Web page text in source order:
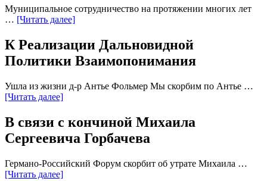
Муниципальное сотрудничество на протяжении многих лет
… [Читать далее]
К Реализации Дальновидной
Политики Взаимопонимания
Ушла из жизни д-р Антье Фольмер Мы скорбим по Антье …
[Читать далее]
В связи с кончиной Михаила
Сергеевича Горбачева
Германо-Российский Форум скорбит об утрате Михаила …
[Читать далее]